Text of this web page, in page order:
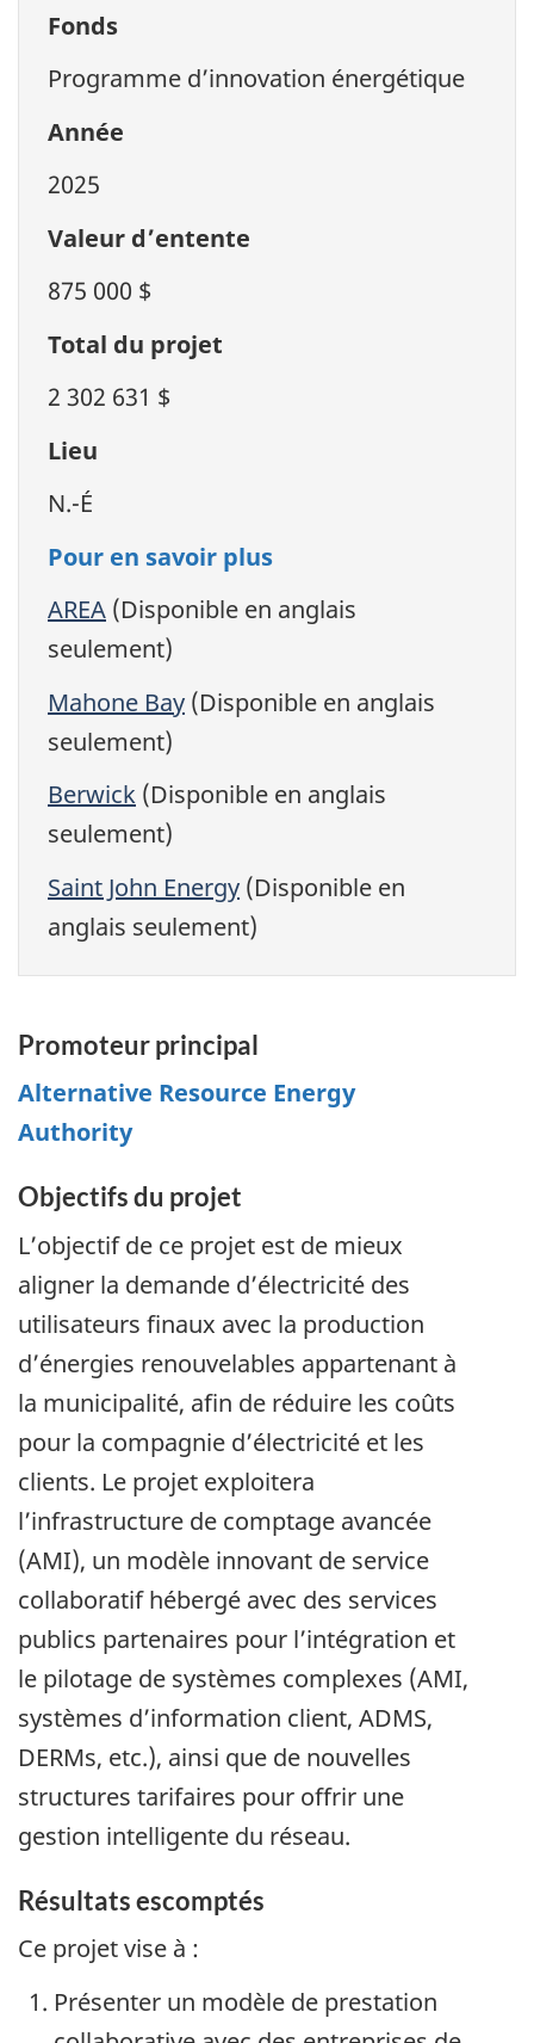
Fonds
Programme d’innovation énergétique
Année
2025
Valeur d’entente
875 000 $
Total du projet
2 302 631 $
Lieu
N.-É
Pour en savoir plus
AREA (Disponible en anglais
seulement)
Mahone Bay (Disponible en anglais
seulement)
Berwick (Disponible en anglais
seulement)
Saint John Energy (Disponible en
anglais seulement)
Promoteur principal
Alternative Resource Energy
Authority
Objectifs du projet
L’objectif de ce projet est de mieux
aligner la demande d’électricité des
utilisateurs finaux avec la production
d’énergies renouvelables appartenant à
la municipalité, afin de réduire les coûts
pour la compagnie d’électricité et les
clients. Le projet exploitera
l’infrastructure de comptage avancée
(AMI), un modèle innovant de service
collaboratif hébergé avec des services
publics partenaires pour l’intégration et
le pilotage de systèmes complexes (AMI,
systèmes d’information client, ADMS,
DERMs, etc.), ainsi que de nouvelles
structures tarifaires pour offrir une
gestion intelligente du réseau.
Résultats escomptés
Ce projet vise à :
Présenter un modèle de prestation